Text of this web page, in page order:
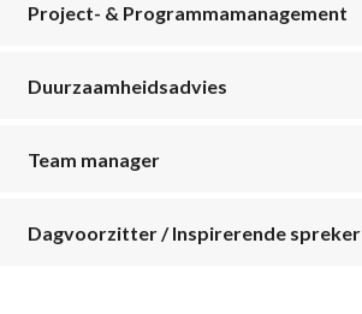
Project- & Programmamanagement
Duurzaamheidsadvies
Team manager
Dagvoorzitter / Inspirerende spreker